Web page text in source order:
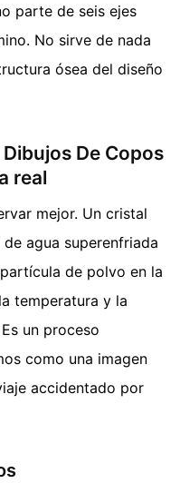
parte de seis ejes
No sirve de nada
ósea del diseño
De Copos
real
mejor. Un cristal
agua superenfriada
de polvo en la
temperatura y la
un proceso
como una imagen
accidentado por